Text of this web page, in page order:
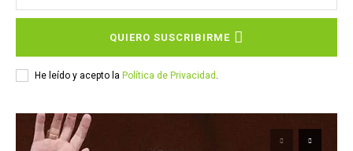
QUIERO SUSCRIBIRME
He leído y acepto la Política de Privacidad